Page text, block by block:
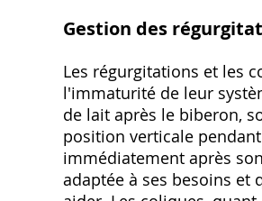
Gestion des
Les régurgitations et les
l'immaturité de leur
de lait après le biberon,
position verticale
immédiatement après
adaptée à ses besoins